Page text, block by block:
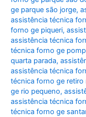
ge parque são jorge,
assistência técnica
forno ge piqueri,
assistência técnica
técnica forno ge
quarta parada,
assistência técnica
técnica forno ge retiro
ge rio pequeno,
assistência técnica
técnica forno ge